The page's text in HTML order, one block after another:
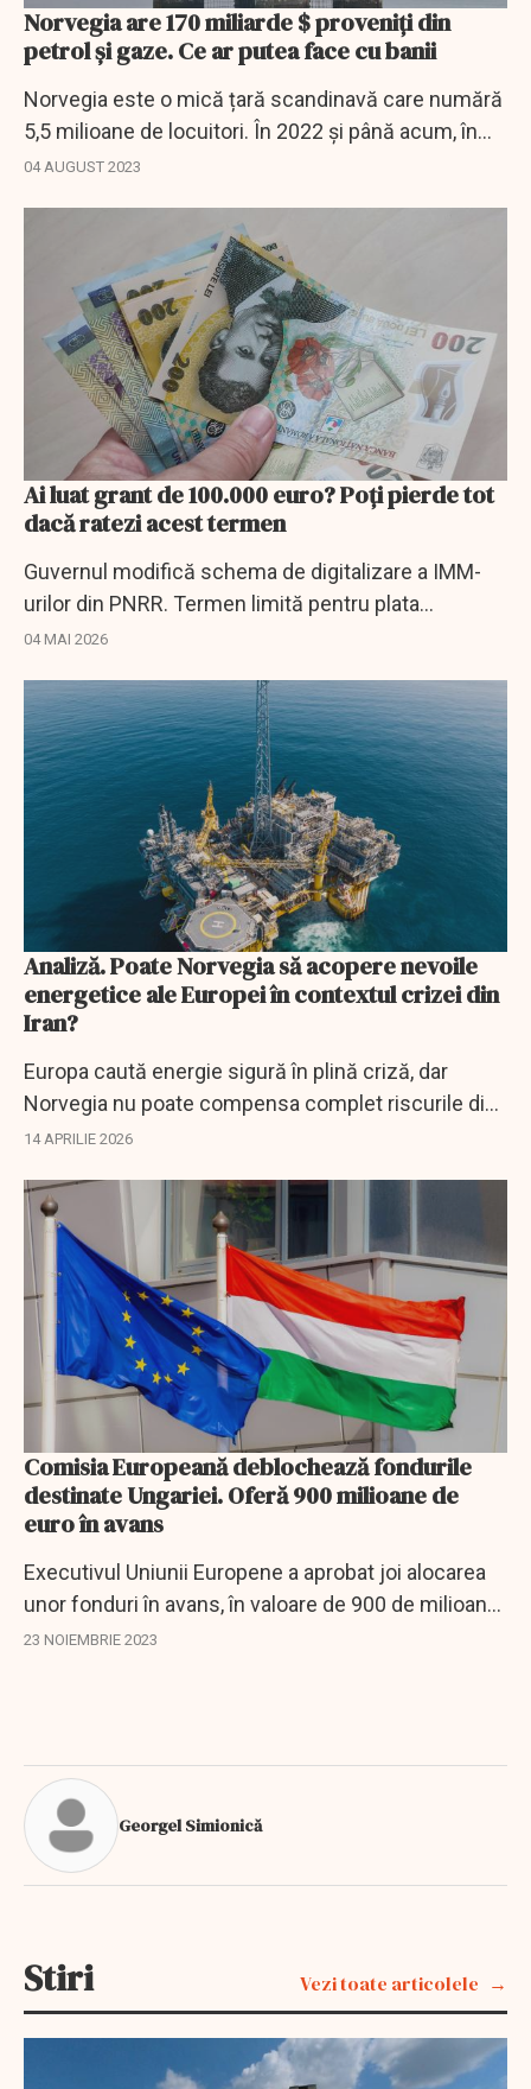
Norvegia are 170 miliarde $ proveniți din
petrol și gaze. Ce ar putea face cu banii
Norvegia este o mică țară scandinavă care numără
5,5 milioane de locuitori. În 2022 și până acum, în
august 2023, Norvegia a câtștiga, pe fondul
04 AUGUST 2023
Ai luat grant de 100.000 euro? Poți pierde tot
dacă ratezi acest termen
Guvernul modifică schema de digitalizare a IMM-
urilor din PNRR. Termen limită pentru plata
granturilor de până la 100.000 euro.
04 MAI 2026
Analiză. Poate Norvegia să acopere nevoile
energetice ale Europei în contextul crizei din
Iran?
Europa caută energie sigură în plină criză, dar
Norvegia nu poate compensa complet riscurile din
Orientul Mijlociu, în ciuda rolului tot mai important.
14 APRILIE 2026
Comisia Europeană deblochează fondurile
destinate Ungariei. Oferă 900 milioane de
euro în avans
Executivul Uniunii Europene a aprobat joi alocarea
unor fonduri în avans, în valoare de 900 de milioane
de euro, pentru Ungaria. Această măsură este
23 NOIEMBRIE 2023
Georgel Simionică
Stiri Vezi toate articolele